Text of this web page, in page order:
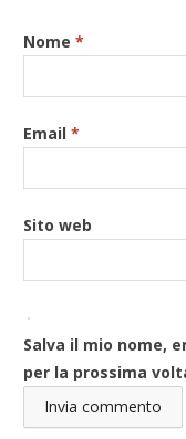
Nome*
Email*
Sito web
Salva il mio nome,
per la prossima